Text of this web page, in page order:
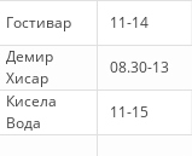
Гостивар 11-14
Демир
Хисар
08.30-13
Кисела
Вода
11-15